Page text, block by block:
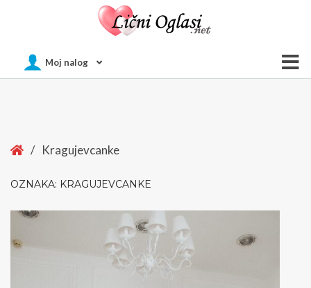
Moj nalog
Home
/ Kragujevcanke
OZNAKA: KRAGUJEVCANKE